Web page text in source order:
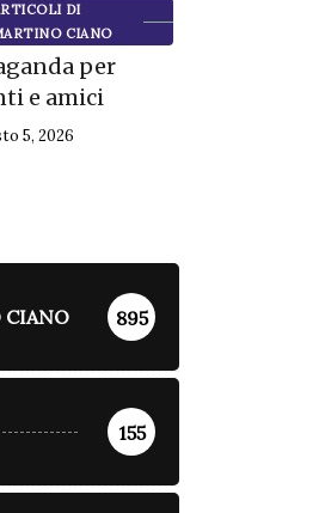
DI
CIANO
per
e amici
5, 2026
CIANO 895
155